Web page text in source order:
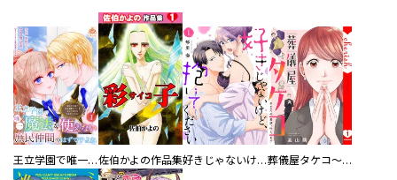
王立学園で唯一魔法が使えない庶民仲間のはずですよね～実は王子様で私を溺愛しているなんて告白はやめてください～佐伯かよの作品集 好きじゃないけど、抱いてください【電子単行本版／特典おまけ付き】 葬儀屋タケコ～あなたの最期、叶えます【電子単行本版】